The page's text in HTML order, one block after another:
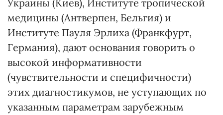
Украины (Киев), Институте тропической
медицины (Антверпен, Бельгия) и
Институте Пауля Эрлиха (Франкфурт,
Германия), дают основания говорить о
высокой информативности
(чувствительности и специфичности)
этих диагностикумов, не уступающих по
указанным параметрам зарубежным